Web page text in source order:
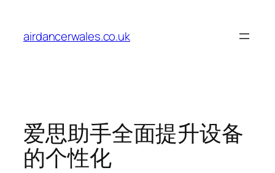
content
airdancerwales.co.uk
爱思助手全面提升设备
的个性化